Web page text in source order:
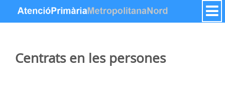
Saltar al contenido
Centrats en les persones